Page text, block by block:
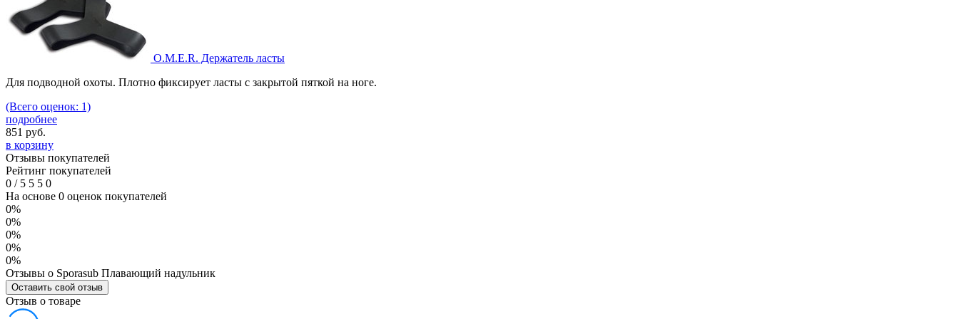
O.M.E.R. Держатель ласты
Для подводной охоты. Плотно фиксирует ласты с закрытой пяткой на ноге.
(Всего оценок: 1)
подробнее
851 руб.
в корзину
Отзывы покупателей
Рейтинг покупателей
0 /5 5 5 0
На основе 0 оценок покупателей
0%
0%
0%
0%
0%
Отзывы о Sporasub Плавающий надульник
Оставить свой отзыв
Отзыв о товаре